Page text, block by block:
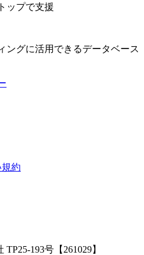
ップで支援
ングに活用できるデータベース
約
193号【261029】